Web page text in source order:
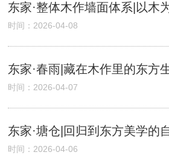
时间：2026-04-08
东家·春雨|藏在木作里的东方
时间：2026-04-07
东家·塘仓|回归到东方美学的
时间：2026-04-06